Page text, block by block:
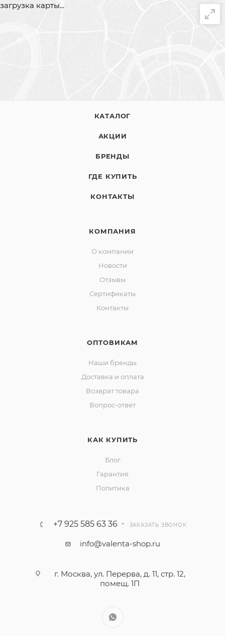
загрузка карты...
КАТАЛОГ
АКЦИИ
БРЕНДЫ
ГДЕ КУПИТЬ
КОНТАКТЫ
КОМПАНИЯ
О компании
Новости
Отзывы
Сертификаты
Контакты
ОПТОВИКАМ
Наши бренды
Доставка и оплата
Возврат товара
Вопрос-ответ
КАК КУПИТЬ
Блог
Гарантия
Политика
+7 925 585 63 36 ЗАКАЗАТЬ ЗВОНОК
info@valenta-shop.ru
г. Москва, ул. Перерва, д. 11, стр. 12,
помещ. 1П